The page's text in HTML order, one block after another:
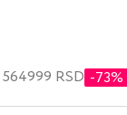
RSD -73%